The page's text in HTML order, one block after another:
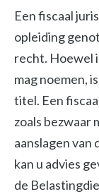
Een fiscaal
opleiding
recht. Hoewel
mag noemen,
titel. Een
zoals bezwaar
aanslagen van
kan u advies
de